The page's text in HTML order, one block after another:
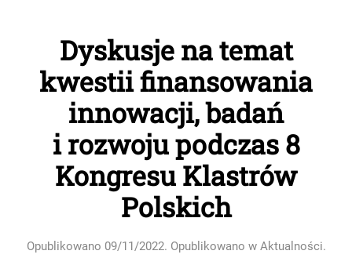
Dyskusje na temat
kwestii finansowania
innowacji, badań
i rozwoju podczas 8
Kongresu Klastrów
Polskich
Opublikowano 09/11/2022. Opublikowano w Aktualności.